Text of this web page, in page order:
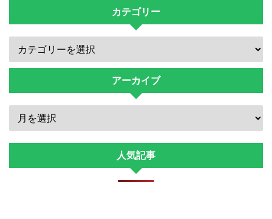
カテゴリー
アーカイブ
人気記事